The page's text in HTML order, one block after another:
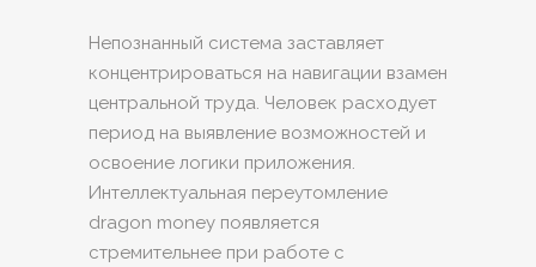
Непознанный система заставляет
концентрироваться на навигации взамен
центральной труда. Человек расходует
период на выявление возможностей и
освоение логики приложения.
Интеллектуальная переутомление
dragon money появляется
стремительнее при работе с